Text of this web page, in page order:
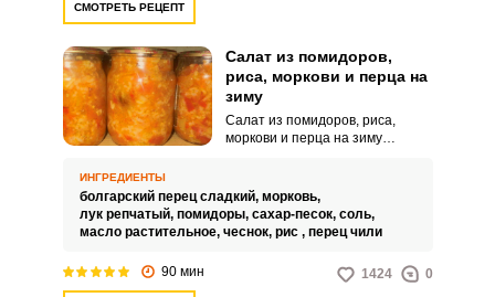
СМОТРЕТЬ РЕЦЕПТ
Салат из помидоров,
риса, моркови и перца на
зиму
Салат из помидоров, риса,
моркови и перца на зиму
потрясающе сытное угощение,
которое уместно не только для
повседневного употребления,
обычно использую всю овощную
ИНГРЕДИЕНТЫ
болгарский перец сладкий, морковь,
лук репчатый, помидоры, сахар-песок, соль,
масло растительное, чеснок, рис , перец чили
90 мин 1424 0